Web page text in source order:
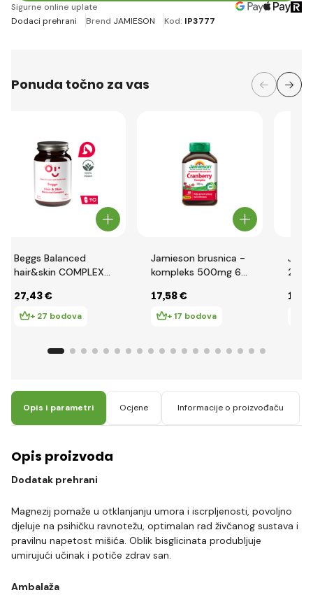
Sigurne online uplate
Dodaci prehrani
Brend JAMIESON Kod: IP3777
Ponuda točno za vas
Beggs Balanced
hair&skin COMPLEX
27,43 €
+ 27 bodova
Jamieson brusnica -
kompleks 500mg 60
17,58 €
+ 17 bodova
13
Opis i parametri Ocjene Informacije o proizvođaču
Opis proizvoda
Dodatak prehrani
Magnezij pomaže u otklanjanju umora i iscrpljenosti, povoljno
djeluje na psihičku ravnotežu, optimalan rad živčanog sustava i
pravilnu napetost mišića. Oblik bisglicinata produbljuje
umirujući učinak i potiče zdrav san.
Ambalaža